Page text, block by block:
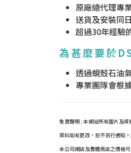
原廠總代理專
送貨及安裝同
超過30年經驗
為甚麼要於
透過蜆殼石油
專業團隊會根
免責聲明 : 本網站所有圖片及
資料如有更改，恕不另行通知
本公司網店及實體商店之價格